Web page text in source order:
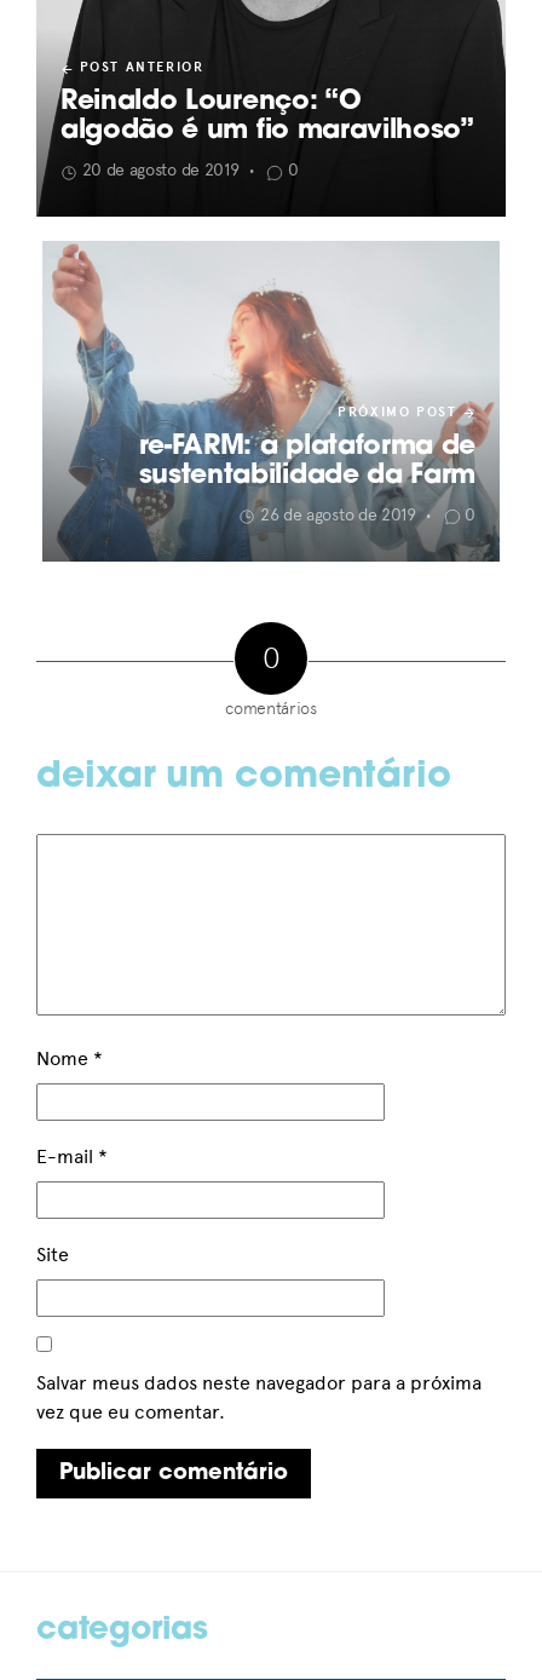
POST ANTERIOR
Reinaldo Lourenço: “O
algodão é um fio maravilhoso”
20 de agosto de 2019 • 0
PRÓXIMO POST
re-FARM: a plataforma de
sustentabilidade da Farm
26 de agosto de 2019 • 0
0
comentários
deixar um comentário
Nome *
E-mail *
Site
Salvar meus dados neste navegador para a próxima
vez que eu comentar.
categorias